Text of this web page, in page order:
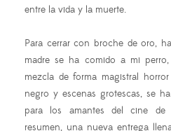
entre la vida y la muerte.
Para cerrar con broche de oro,
madre se ha comido a mi
mezcla de forma magistral
negro y escenas grotescas, se
para los amantes del cine de
resumen, una nueva entrega